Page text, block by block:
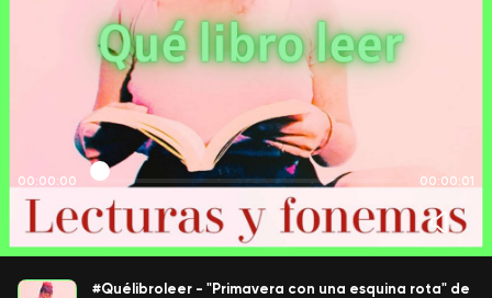
00:00:00 00:00:01
#Quélibroleer - "Primavera con una esquina rota" de